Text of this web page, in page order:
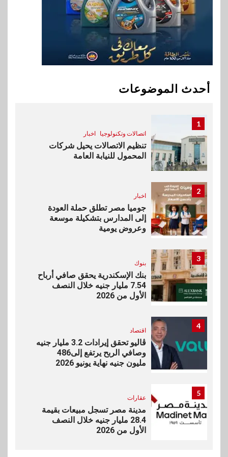
أحدث الموضوعات
وزيرا التخطيط والبترول يبحثان
جهود تحقيق أمن الطاقة
اقتصاد
المخاوف بشأن مستقبل الملاحة
في مضيق هرمز
1
اتصالات وتكنولوجيا اخبار
تنظيم الاتصالات يحيل شركات
المحمول للنيابة العامة
2
اخبار
جوميا مصر تطلق حملة العودة
إلى المدارس بتشكيلة موسعة
وعروض يومية
3
بنوك
بنك الإسكندرية يحقق صافي أرباح
7.54 مليار جنيه خلال النصف
الأول من 2026
4
اقتصاد
ڤاليو تحقق إيرادات 3.2 مليار جنيه
وصافي الربح يرتفع إلى486
مليون جنيه نهاية يونيو 2026
5
عقارات
مدينة مصر تسجل مبيعات بقيمة
28.4 مليار جنيه خلال النصف
الأول من 2026